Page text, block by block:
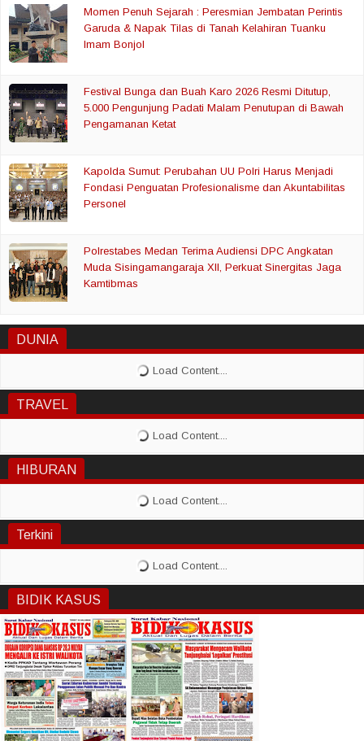
Momen Penuh Sejarah : Peresmian Jembatan Perintis
Garuda & Napak Tilas di Tanah Kelahiran Tuanku
Imam Bonjol
Festival Bunga dan Buah Karo 2026 Resmi Ditutup,
5.000 Pengunjung Padati Malam Penutupan di Bawah
Pengamanan Ketat
Kapolda Sumut: Perubahan UU Polri Harus Menjadi
Fondasi Penguatan Profesionalisme dan Akuntabilitas
Personel
Polrestabes Medan Terima Audiensi DPC Angkatan
Muda Sisingamangaraja XII, Perkuat Sinergitas Jaga
Kamtibmas
DUNIA
TRAVEL
HIBURAN
Terkini
BIDIK KASUS